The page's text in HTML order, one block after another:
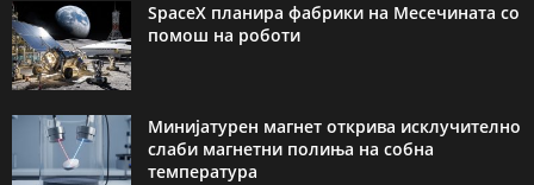
SpaceX планира фабрики на Месечината со
помош на роботи
Минијатурен магнет открива исклучително
слаби магнетни полиња на собна
температура